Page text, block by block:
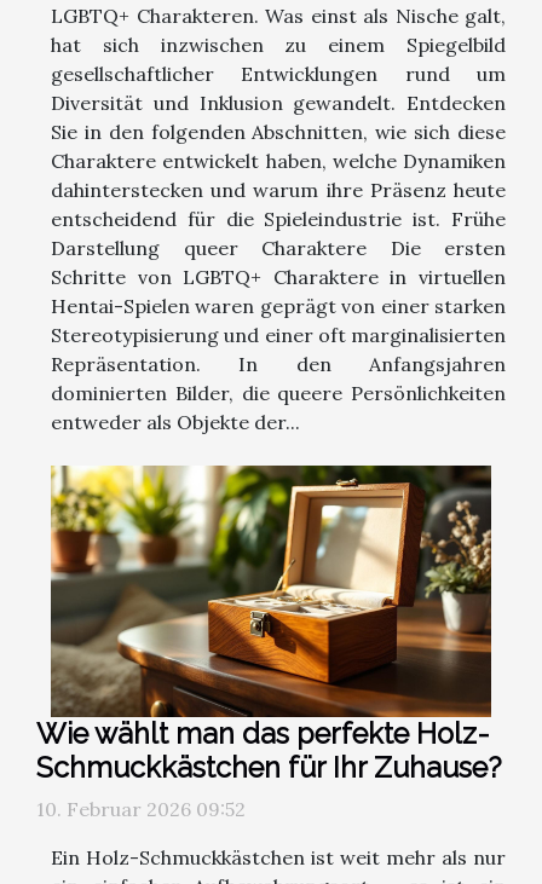
LGBTQ+ Charakteren. Was einst als Nische galt,
hat sich inzwischen zu einem Spiegelbild
gesellschaftlicher Entwicklungen rund um
Diversität und Inklusion gewandelt. Entdecken
Sie in den folgenden Abschnitten, wie sich diese
Charaktere entwickelt haben, welche Dynamiken
dahinterstecken und warum ihre Präsenz heute
entscheidend für die Spieleindustrie ist. Frühe
Darstellung queer Charaktere Die ersten
Schritte von LGBTQ+ Charaktere in virtuellen
Hentai-Spielen waren geprägt von einer starken
Stereotypisierung und einer oft marginalisierten
Repräsentation. In den Anfangsjahren
dominierten Bilder, die queere Persönlichkeiten
entweder als Objekte der...
Wie wählt man das perfekte Holz-
Schmuckkästchen für Ihr Zuhause?
10. Februar 2026 09:52
Ein Holz-Schmuckkästchen ist weit mehr als nur